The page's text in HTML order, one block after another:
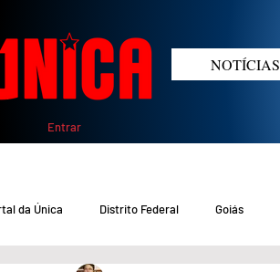
Entrar
NOTÍCIAS
da Única Distrito Federal Goiás